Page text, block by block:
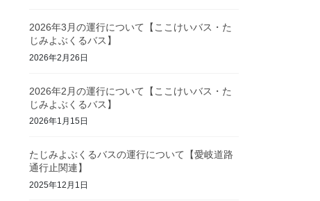
2026年3月の運行について【ここけいバス・た
じみよぶくるバス】
2026年2月26日
2026年2月の運行について【ここけいバス・た
じみよぶくるバス】
2026年1月15日
たじみよぶくるバスの運行について【愛岐道路
通行止関連】
2025年12月1日